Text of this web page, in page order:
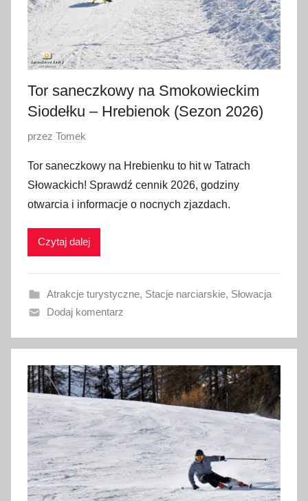
Tor saneczkowy na Smokowieckim
Siodełku – Hrebienok (Sezon 2026)
O
u
b
l
i
a
n
2
2
l
u
t
e
g
o
2
przez Tomek
Tor saneczkowy na Hrebienku to hit w Tatrach
Słowackich! Sprawdź cennik 2026, godziny
otwarcia i informacje o nocnych zjazdach.
Czytaj dalej
Atrakcje turystyczne, Stacje narciarskie, Słowacja
Dodaj komentarz